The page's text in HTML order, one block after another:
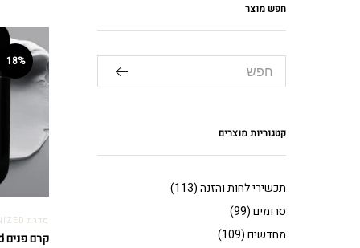
חפש מוצר
קטגוריות מוצרים
תכשירי לחות והזנה(113)
סרומים(99)
מחדשים(109)
18%
סדרת REMICRONIZED
קרם פנים Remicronized